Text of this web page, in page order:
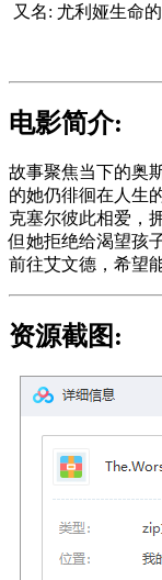
又名: 尤利娅生命
电影简介:
故事聚焦当下的奥
的她仍徘徊在人生
克塞尔彼此相爱，
但她拒绝给渴望孩
前往艾文德，希望
资源截图: